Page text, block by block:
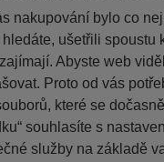
nakupování bylo co
ušetřili spoustu
Abyste web
Proto od vás
které se
souhlasíte s
služby na základě